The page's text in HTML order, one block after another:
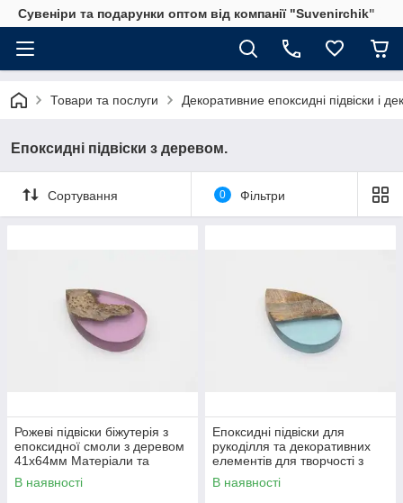
Сувеніри та подарунки оптом від компанії "Suvenirchik"
Товари та послуги Декоративние епоксидні підвіски і
Епоксидні підвіски з деревом.
Сортування 0 Фільтри
Рожеві підвіски біжутерія з
епоксидної смоли з деревом
41х64мм Матеріали та
фурнітура для рукоділля /
Рожеві підвіски біжутерія з
В наявності
Епоксидні підвіски для
рукоділля та декоративних
елементів для творчості з
деревом блакитний 41х64мм
/ Епоксидні підвіски для
В наявності